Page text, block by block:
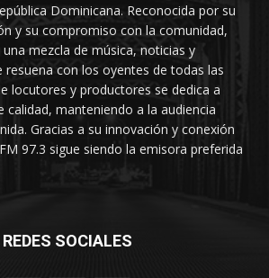
Dominicana. Reconocida por su
y su compromiso con la comunidad,
mezcla de música, noticias y
con los oyentes de todas las
locutores y productores se dedica a
calidad, manteniendo a la audiencia
Gracias a su innovación y conexión
97.3 sigue siendo la emisora preferida
REDES SOCIALES